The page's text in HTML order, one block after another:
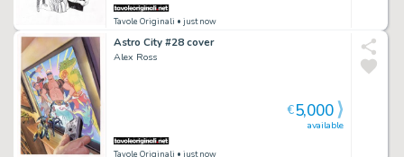
Tavole Originali • just now
Astro City #28 cover
Alex Ross
Tavole Originali • just now
available
€5,000